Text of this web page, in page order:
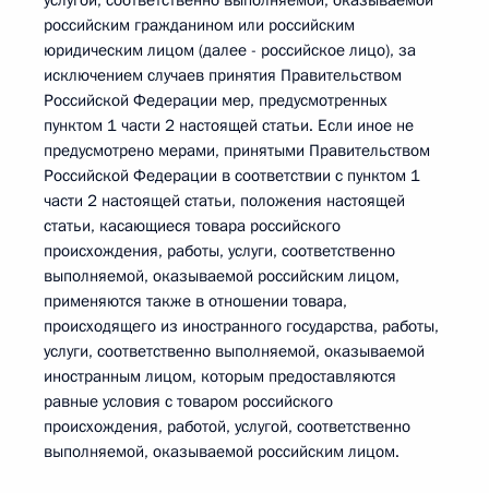
российским гражданином или российским
юридическим лицом (далее - российское лицо), за
исключением случаев принятия Правительством
Российской Федерации мер, предусмотренных
пунктом 1 части 2 настоящей статьи. Если иное не
предусмотрено мерами, принятыми Правительством
Российской Федерации в соответствии с пунктом 1
части 2 настоящей статьи, положения настоящей
статьи, касающиеся товара российского
происхождения, работы, услуги, соответственно
выполняемой, оказываемой российским лицом,
применяются также в отношении товара,
происходящего из иностранного государства, работы,
услуги, соответственно выполняемой, оказываемой
иностранным лицом, которым предоставляются
равные условия с товаром российского
происхождения, работой, услугой, соответственно
выполняемой, оказываемой российским лицом.